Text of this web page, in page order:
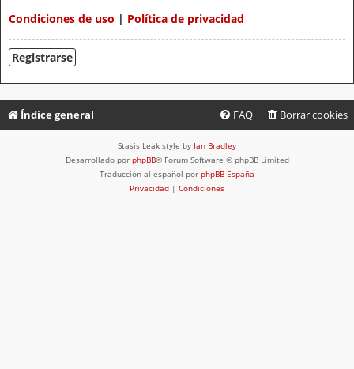
Condiciones de uso | Política de privacidad
Registrarse
Índice general Borrar cookies
FAQ
Stasis Leak style by Ian Bradley
Desarrollado por phpBB® Forum Software © phpBB Limited
Traducción al español por phpBB España
Privacidad | Condiciones